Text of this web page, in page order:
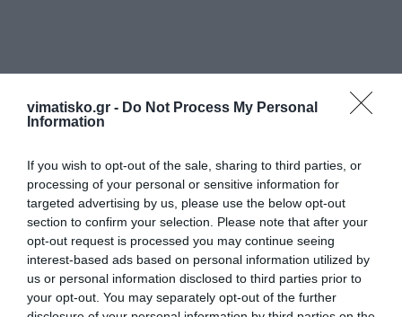
vimatisko.gr - Do Not Process My Personal
Information
If you wish to opt-out of the sale, sharing to third parties, or
processing of your personal or sensitive information for
targeted advertising by us, please use the below opt-out
section to confirm your selection. Please note that after your
opt-out request is processed you may continue seeing
interest-based ads based on personal information utilized by
us or personal information disclosed to third parties prior to
your opt-out. You may separately opt-out of the further
Η ανωνυμία είναι το καλύτερο κρησφύγετο δειλίας και
Σχόλια 0
Πρόσθεσε ένα σχόλιο
ΟΝΟΜΑ